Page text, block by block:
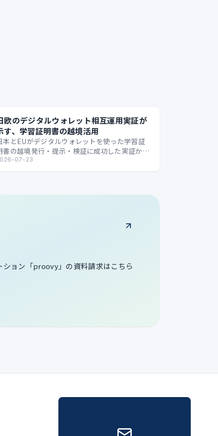
欧のデジタルウォレット相互運用実証が
す、学習証明書の越境活用
本とEUがデジタルウォレットを使った学習証
書の越境発行・提示・検証に成功した実証か
、国境を越えるデジタル証明の可能性を整理し
す。
07-23
ション「proovy」の資料請求はこちら